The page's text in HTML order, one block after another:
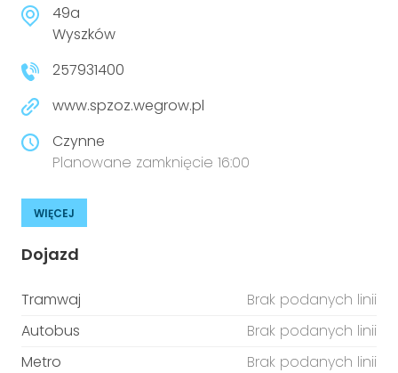
niepełnosprawnościami
Prawo
Prawa osób z niepełnosprawnościami
Aktualności
Urządzenia IoT
49a
Wyszków
257931400
www.spzoz.wegrow.pl
Czynne
Planowane zamknięcie 16:00
WIĘCEJ
Dojazd
Tramwaj
Brak podanych linii
Autobus
Brak podanych linii
Metro
Brak podanych linii